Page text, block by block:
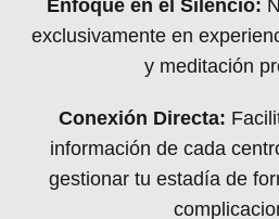
Enfoque en el Silencio:
exclusivamente en
y meditación
Conexión Directa:
información de cada
gestionar tu estadía de